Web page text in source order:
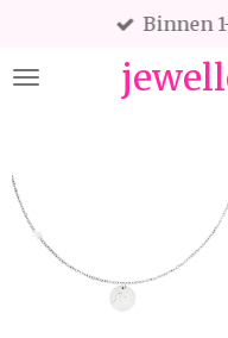
naar
Binnen